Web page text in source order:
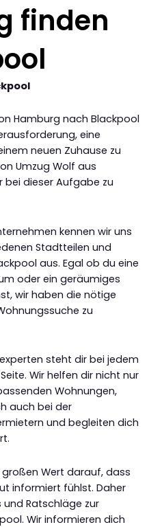
finden
Hamburg nach Blackpool
eine
neuen Zuhause zu
Umzug Wolf aus
bei dieser Aufgabe zu
kennen wir uns
Stadtteilen und
aus. Egal ob du eine
oder ein geräumiges
wir haben die nötige
zu
steht dir bei jedem
Wir helfen dir nicht nur
Wohnungen,
auch bei der
und begleiten dich
großen Wert darauf, dass
informiert fühlst. Daher
Ratschläge zur
Wir informieren dich